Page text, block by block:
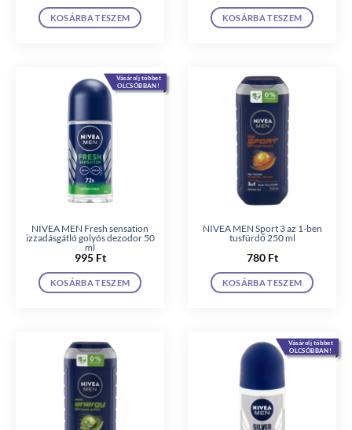
KOSÁRBA TESZEM KOSÁRBA TESZEM
Vásárolj többet
OLCSÓBBAN!
NIVEA MEN Fresh sensation
izzadásgátló golyós dezodor 50
ml
995 Ft
KOSÁRBA TESZEM
NIVEA MEN Sport 3 az 1-ben
tusfürdő 250 ml
780 Ft
KOSÁRBA TESZEM
Vásárolj többet
OLCSÓBBAN!